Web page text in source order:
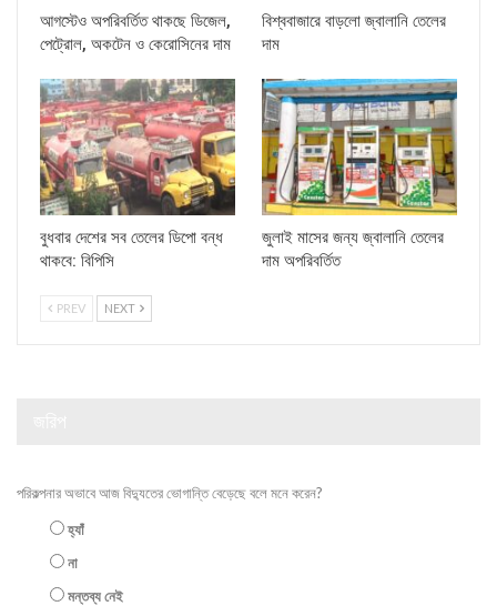
আগস্টেও অপরিবর্তিত থাকছে ডিজেল,
পেট্রোল, অকটেন ও কেরোসিনের দাম
বিশ্ববাজারে বাড়লো জ্বালানি তেলের
দাম
বুধবার দেশের সব তেলের ডিপো বন্ধ
থাকবে: বিপিসি
জুলাই মাসের জন্য জ্বালানি তেলের
দাম অপরিবর্তিত
PREV NEXT
পরিকল্পনার অভাবে আজ বিদ্যুতের ভোগান্তি বেড়েছে বলে মনে করেন?
হ্যাঁ
না
মন্তব্য নেই